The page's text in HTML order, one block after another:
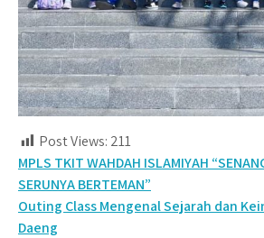
Post Views: 211
Post
navigation
MPLS TKIT WAHDAH ISLAMIYAH
SERUNYA BERTEMAN”
Outing Class Mengenal Sejarah dan
Daeng